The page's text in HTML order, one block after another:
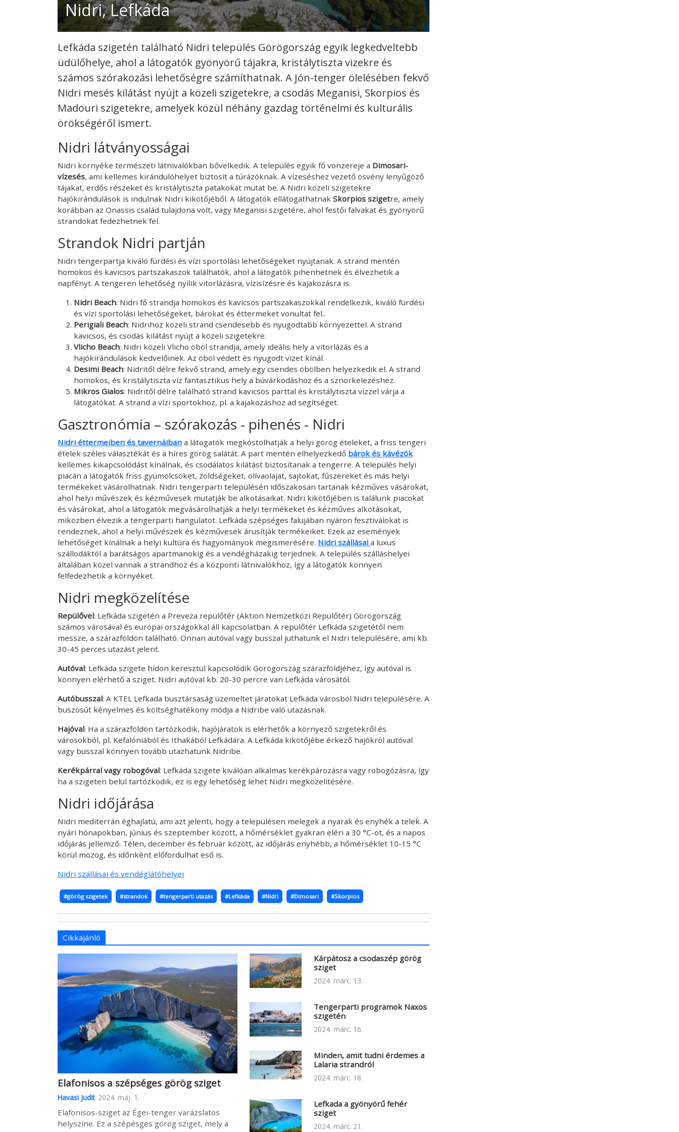
Nidri, Lefkáda
Lefkáda szigetén található Nidri település Görögország egyik legkedveltebb
üdülőhelye, ahol a látogatók gyönyörű tájakra, kristálytiszta vizekre és
számos szórakozási lehetőségre számíthatnak. A Jón-tenger ölelésében fekvő
Nidri mesés kilátást nyújt a közeli szigetekre, a csodás Meganisi, Skorpios és
Madouri szigetekre, amelyek közül néhány gazdag történelmi és kulturális
örökségéről ismert.
Nidri látványosságai
Nidri környéke természeti látnivalókban bővelkedik. A település egyik fő vonzereje a Dimosari-
vízesés, ami kellemes kirándulóhelyet biztosít a túrázóknak. A vízeséshez vezető ösvény lenyűgöző
tájakat, erdős részeket és kristálytiszta patakokat mutat be. A Nidri közeli szigetekre
hajókirándulások is indulnak Nidri kikötőjéből. A látogatók ellátogathatnak Skorpios szigetre, amely
korábban az Onassis család tulajdona volt, vagy Meganisi szigetére, ahol festői falvakat és gyönyörű
strandokat fedezhetnek fel.
Strandok Nidri partján
Nidri tengerpartja kiváló fürdési és vízi sportolási lehetőségeket nyújtanak. A strand mentén
homokos és kavicsos partszakaszok találhatók, ahol a látogatók pihenhetnek és élvezhetik a
napfényt. A tengeren lehetőség nyílik vitorlázásra, vízisízésre és kajakozásra is.
Nidri Beach: Nidri fő strandja homokos és kavicsos partszakaszokkal rendelkezik, kiváló fürdési
és vízi sportolási lehetőségeket, bárokat és éttermeket vonultat fel..
Perigiali Beach: Nidrihoz közeli strand csendesebb és nyugodtabb környezettel. A strand
kavicsos, és csodás kilátást nyújt a közeli szigetekre.
Vlicho Beach: Nidri közeli Vlicho öböl strandja, amely ideális hely a vitorlázás és a
hajókirándulások kedvelőinek. Az öböl védett és nyugodt vizet kínál.
Desimi Beach: Nidritől délre fekvő strand, amely egy csendes öbölben helyezkedik el. A strand
homokos, és kristálytiszta víz fantasztikus hely a búvárkodáshoz és a sznorkelezéshez.
Mikros Gialos: Nidritől délre található strand kavicsos parttal és kristálytiszta vízzel várja a
látogatókat. A strand a vízi sportokhoz, pl. a kajakozáshoz ad segítséget.
Gasztronómia – szórakozás - pihenés - Nidri
Nidri éttermeiben és tavernáiban a látogatók megkóstolhatják a helyi görög ételeket, a friss tengeri
ételek széles választékát és a híres görög salátát. A part mentén elhelyezkedő bárok és kávézók
kellemes kikapcsolódást kínálnak, és csodálatos kilátást biztosítanak a tengerre. A település helyi
piacán a látogatók friss gyümölcsöket, zöldségeket, olívaolajat, sajtokat, fűszereket és más helyi
termékeket vásárolhatnak. Nidri tengerparti településén időszakosan tartanak kézműves vásárokat,
ahol helyi művészek és kézművesek mutatják be alkotásaikat. Nidri kikötőjében is találunk piacokat
és vásárokat, ahol a látogatók megvásárolhatják a helyi termékeket és kézműves alkotásokat,
miközben élvezik a tengerparti hangulatot. Lefkáda szépséges falujában nyáron fesztiválokat is
rendeznek, ahol a helyi művészek és kézművesek árusítják termékeiket. Ezek az események
lehetőséget kínálnak a helyi kultúra és hagyományok megismerésére. Nidri szállásai a luxus
szállodáktól a barátságos apartmanokig és a vendégházakig terjednek. A település szálláshelyei
általában közel vannak a strandhoz és a központi látnivalókhoz, így a látogatók könnyen
felfedezhetik a környéket.
Nidri megközelítése
Repülővel: Lefkáda szigetén a Preveza repülőtér (Aktion Nemzetközi Repülőtér) Görögország
számos városával és európai országokkal áll kapcsolatban. A repülőtér Lefkáda szigetétől nem
messze, a szárazföldön található. Onnan autóval vagy busszal juthatunk el Nidri településére, ami kb.
30-45 perces utazást jelent.
Autóval: Lefkáda szigete hídon keresztül kapcsolódik Görögország szárazföldjéhez, így autóval is
könnyen elérhető a sziget. Nidri autóval kb. 20-30 percre van Lefkáda városától.
Autóbusszal: A KTEL Lefkada busztársaság üzemeltet járatokat Lefkáda városból Nidri településére. A
buszosút kényelmes és költséghatékony módja a Nidribe való utazásnak.
Hajóval: Ha a szárazföldön tartózkodik, hajójáratok is elérhetők a környező szigetekről és
városokból, pl. Kefalóniából és Ithakából Lefkádára. A Lefkáda kikötőjébe érkező hajókról autóval
vagy busszal könnyen tovább utazhatunk Nidribe.
Kerékpárral vagy robogóval: Lefkáda szigete kiválóan alkalmas kerékpározásra vagy robogózásra, így
ha a szigeten belül tartózkodik, ez is egy lehetőség lehet Nidri megközelítésére.
Nidri időjárása
Nidri mediterrán éghajlatú, ami azt jelenti, hogy a településen melegek a nyarak és enyhék a telek. A
nyári hónapokban, június és szeptember között, a hőmérséklet gyakran eléri a 30 °C-ot, és a napos
időjárás jellemző. Télen, december és február között, az időjárás enyhébb, a hőmérséklet 10-15 °C
körül mozog, és időnként előfordulhat eső is.
Nidri szállásai és vendéglátóhelyei
#görög szigetek #strandok #tengerparti utazás #Lefkáda #Nidri #Dimosari #Skorpios
Cikkajánló
Elafonisos a szépséges görög sziget
Havasi Judit 2024. máj. 1.
Elafonisos-sziget az Égei-tenger varázslatos
helyszíne. Ez a szépésges görög sziget, mely a
Kárpátosz a csodaszép görög
sziget
2024. márc. 13.
Tengerparti programok Naxos
szigetén
2024. márc. 16.
Minden, amit tudni érdemes a
Lalaria strandról
2024. márc. 18.
Lefkada a gyönyörű fehér
sziget
2024. márc. 21.